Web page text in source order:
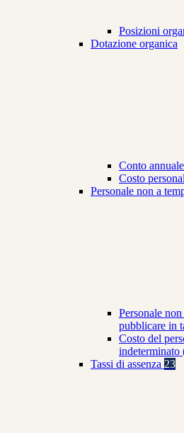
Posizioni
Dotazione organica
Conto
Costo
Personale non a
Personale
pubblicare in
Costo del
indeterminato
Tassi di assenza 23